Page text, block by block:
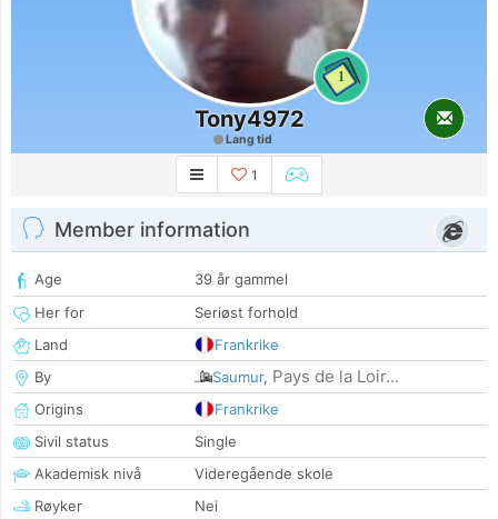
1
Tony4972
Lang tid
1
Member information
Age
39 år gammel
Her for
Seriøst forhold
Land
Frankrike
By
Saumur, Pays de la Loir...
Origins
Frankrike
Sivil status
Single
Akademisk nivå
Videregående skole
Røyker
Nei